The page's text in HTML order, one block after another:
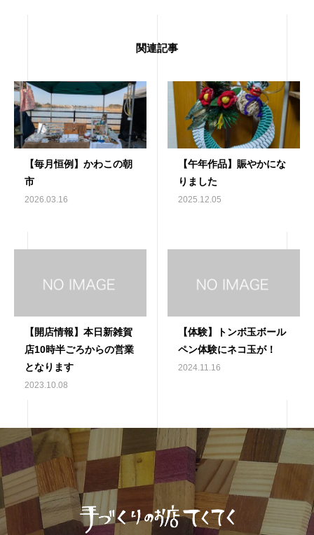
関連記事
【毎月恒例】かわこの朝
市
2026.03.16
【午年作品】賑やかにな
りました
2025.12.05
【開店情報】本日新雑賀
店10時半ごろからの営業
となります
2023.10.08
【体験】トンボ玉ボール
ペン体験にネコ玉が！
2024.11.16